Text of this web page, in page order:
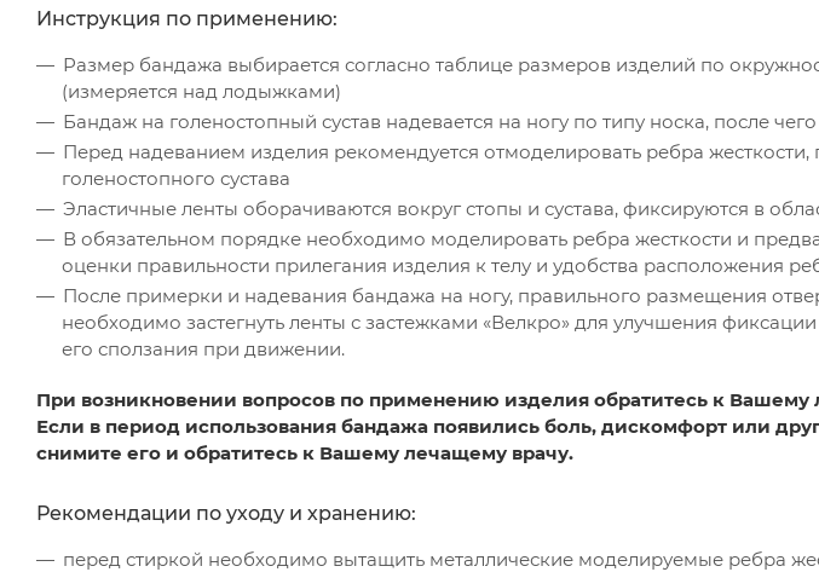
Инструкция по применению:
Размер бандажа выбирается согласно таблице размеров изделий по
(измеряется над лодыжками)
Бандаж на голеностопный сустав надевается на ногу по типу носка, после
Перед надеванием изделия рекомендуется отмоделировать ребра
голеностопного сустава
Эластичные ленты оборачиваются вокруг стопы и сустава, фиксируются в
В обязательном порядке необходимо моделировать ребра жесткости и
оценки правильности прилегания изделия к телу и удобства расположения
После примерки и надевания бандажа на ногу, правильного размещения
необходимо застегнуть ленты с застежками «Велкро» для улучшения
его сползания при движении.
При возникновении вопросов по применению изделия обратитесь к Вашему
Если в период использования бандажа появились боль, дискомфорт или
снимите его и обратитесь к Вашему лечащему врачу.
Рекомендации по уходу и хранению:
перед стиркой необходимо вытащить металлические моделируемые ребра